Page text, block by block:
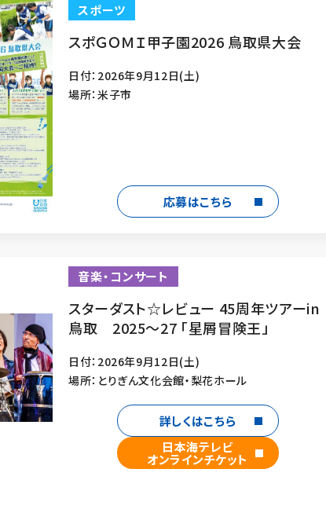
スポーツ
スポＧＯＭＩ甲子園2026 鳥取県大会
日付：2026年9月12日(土)
場所：米子市
応募はこちら
音楽・コンサート
スターダスト☆レビュー 45周年ツアーin
鳥取 2025～27 「星屑冒険王」
日付：2026年9月12日(土)
場所：とりぎん文化会館・梨花ホール
詳しくはこちら
日本海テレビ
オンラインチケット